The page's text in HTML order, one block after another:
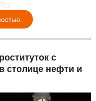
с
столице нефти и